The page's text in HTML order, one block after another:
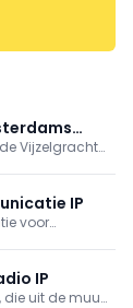
Vijzelgracht
System 106)
IP
voor
1.000 units.
IP
die uit de muur